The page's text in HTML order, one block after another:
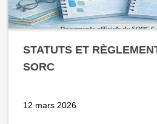
STATUTS ET
SORC
12 mars 2026